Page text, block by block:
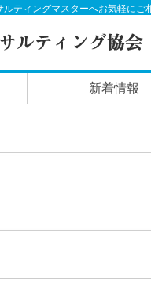
ティングマスターへお気軽にご
新着情報